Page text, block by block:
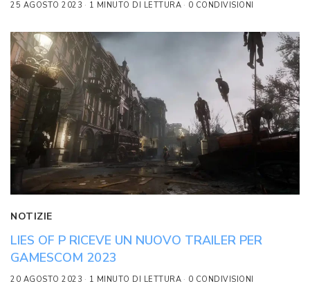
25 AGOSTO 2023 1 MINUTO DI LETTURA 0 CONDIVISIONI
NOTIZIE
LIES OF P RICEVE UN NUOVO TRAILER PER
GAMESCOM 2023
20 AGOSTO 2023 1 MINUTO DI LETTURA 0 CONDIVISIONI